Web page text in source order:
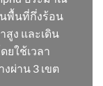
นพื้นที่กึ่งร้อน
สูง และเดิน
ยใช้เวลา
ผ่าน 3 เขต